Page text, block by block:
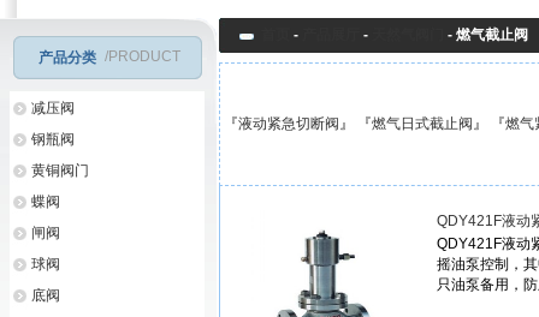
产品分类 /PRODUCT
减压阀
钢瓶阀
黄铜阀门
蝶阀
闸阀
球阀
底阀
- - - 燃气截止阀
『液动紧急切断阀 』 『燃气日式截止阀 』 『燃气
QDY421F液动
QDY421F液动
摇油泵控制，
只油泵备用，